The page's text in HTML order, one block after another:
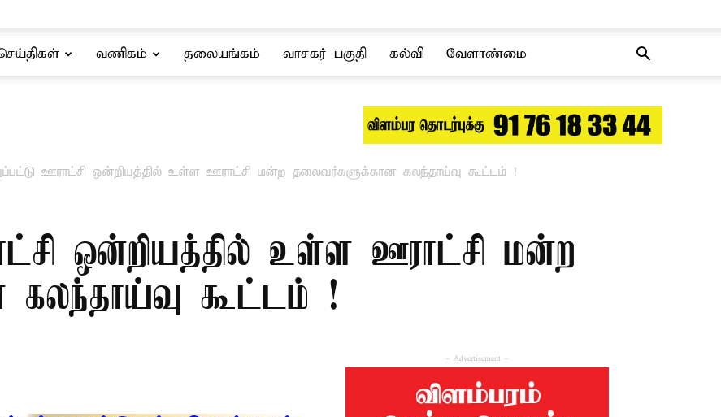
வணிகம் தலையங்கம் வாசகர் பகுதி கல்வி வேளாண்மை
ஊராட்சி ஒன்றியத்தில் உள்ள ஊராட்சி மன்ற தலைவர்களுக்கான கலந்தாய்வு கூட்டம் !
ஒன்றியத்தில் உள்ள ஊராட்சி மன்ற
கலந்தாய்வு கூட்டம் !
- Advertisement -